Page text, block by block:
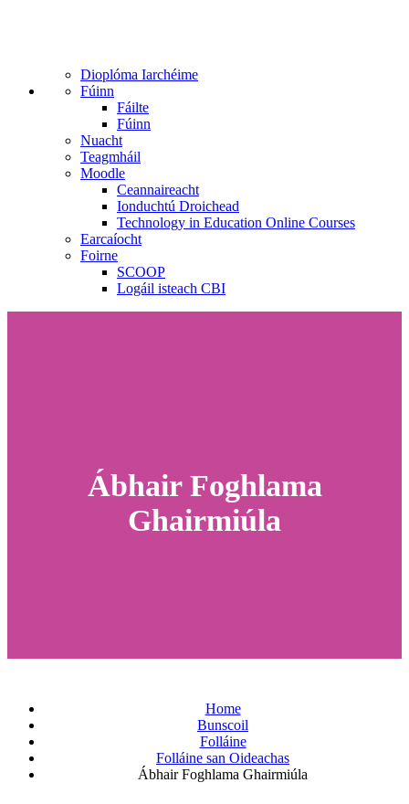
Dioplóma Iarchéime
Fúinn
Fáilte
Fúinn
Nuacht
Teagmháil
Moodle
Ceannaireacht
Ionduchtú Droichead
Technology in Education Online Courses
Earcaíocht
Foirne
SCOOP
Logáil isteach CBI
Ábhair Foghlama
Ghairmiúla
Home
Bunscoil
Folláine
Folláine san Oideachas
Ábhair Foghlama Ghairmiúla